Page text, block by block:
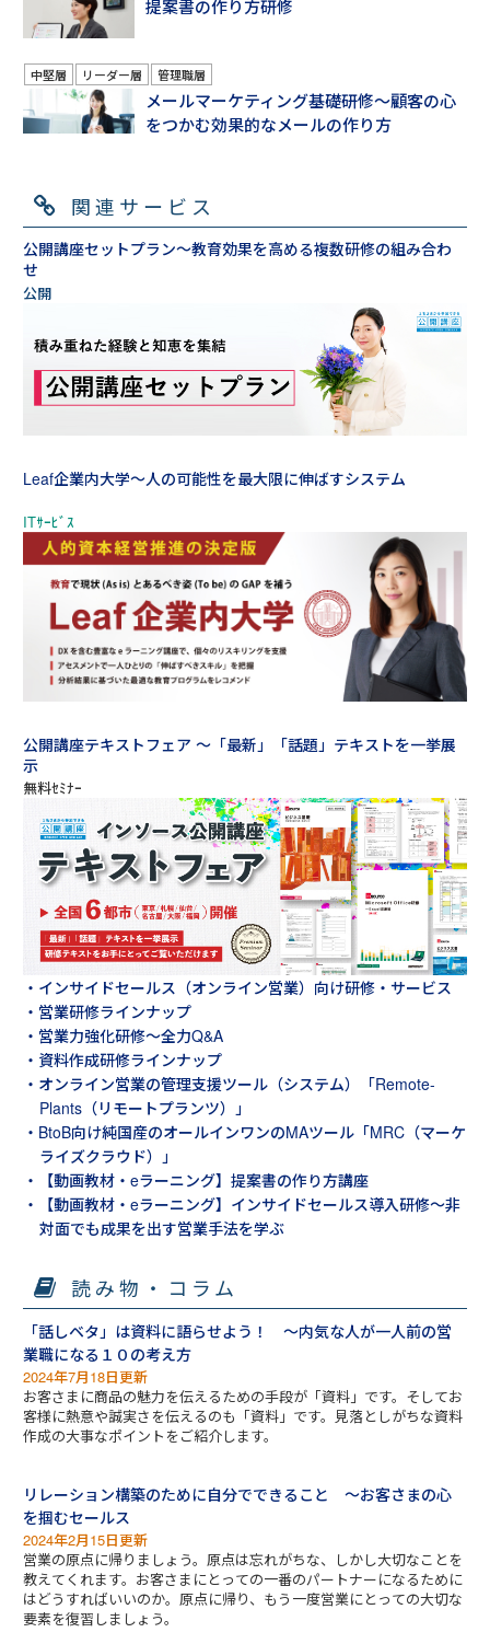
提案書の作り方研修
中堅層 リーダー層 管理職層
メールマーケティング基礎研修～顧客の心
をつかむ効果的なメールの作り方
関連サービス
公開講座セットプラン～教育効果を高める複数研修の組み合わ
せ
Leaf企業内大学～人の可能性を最大限に伸ばすシステム
公開講座テキストフェア ～「最新」「話題」テキストを一挙展
示
・インサイドセールス（オンライン営業）向け研修・サービス
・営業研修ラインナップ
・営業力強化研修～全力Q&A
・資料作成研修ラインナップ
・オンライン営業の管理支援ツール（システム）「Remote-
Plants（リモートプランツ）」
・BtoB向け純国産のオールインワンのMAツール「MRC（マーケ
ライズクラウド）」
・【動画教材・eラーニング】提案書の作り方講座
・【動画教材・eラーニング】インサイドセールス導入研修～非
対面でも成果を出す営業手法を学ぶ
読み物・コラム
「話しベタ」は資料に語らせよう！ ～内気な人が一人前の営
業職になる１０の考え方
2024年7月18日更新
お客さまに商品の魅力を伝えるための手段が「資料」です。そしてお
客様に熱意や誠実さを伝えるのも「資料」です。見落としがちな資料
作成の大事なポイントをご紹介します。
リレーション構築のために自分でできること ～お客さまの心
を掴むセールス
2024年2月15日更新
営業の原点に帰りましょう。原点は忘れがちな、しかし大切なことを
教えてくれます。お客さまにとっての一番のパートナーになるために
はどうすればいいのか。原点に帰り、もう一度営業にとっての大切な
要素を復習しましょう。